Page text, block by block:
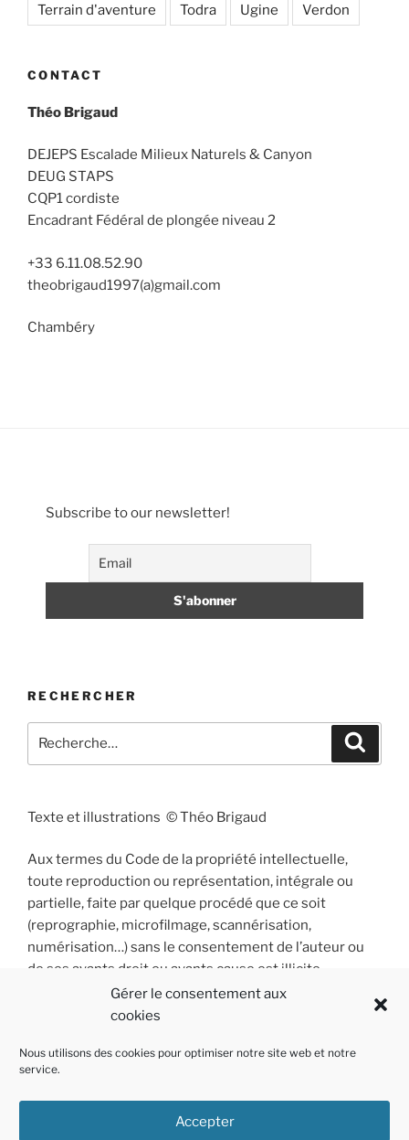
Gérer le consentement aux
cookies
Nous utilisons des cookies pour optimiser notre site web et notre
service.
Accepter
Terrain d'aventure Todra Ugine Verdon
CONTACT
Théo Brigaud
DEJEPS Escalade Milieux Naturels & Canyon
DEUG STAPS
CQP1 cordiste
Encadrant Fédéral de plongée niveau 2
+33 6.11.08.52.90
theobrigaud1997(a)gmail.com
Chambéry
Subscribe to our newsletter!
RECHERCHER
pour
Texte et illustrations © Théo Brigaud
Aux termes du Code de la propriété intellectuelle,
toute reproduction ou représentation, intégrale ou
partielle, faite par quelque procédé que ce soit
(reprographie, microfilmage, scannérisation,
numérisation…) sans le consentement de l’auteur ou
de ses ayants droit ou ayants cause est illicite
et constitue une contrefaçon sanctionnée par les
articles L 335-2 et suivants du Code de la propriété